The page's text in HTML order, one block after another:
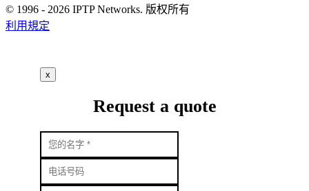
© 1996 - 2026 IPTP Networks. 版权所有
利用規定
x
Request a quote